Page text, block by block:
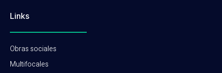
Links
Obras sociales
Multifocales